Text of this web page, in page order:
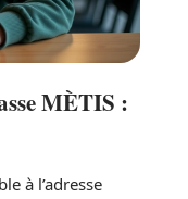
MÈTIS :
à l’adresse